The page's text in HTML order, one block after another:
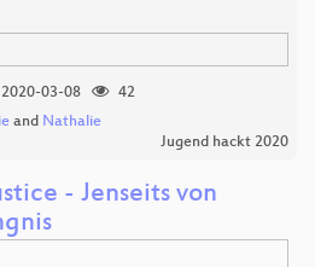
2020-03-08
42
and Nathalie
Jugend hackt 2020
- Jenseits von